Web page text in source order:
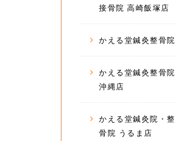
接骨院 高崎飯塚店
かえる堂鍼灸整骨院
かえる堂鍼灸整骨院
沖縄店
かえる堂鍼灸院・整
骨院 うるま店